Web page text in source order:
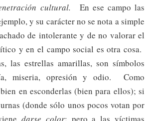
cultural. En ese campo las
y su carácter no se nota a simple
de intolerante y de no valorar el
y en el campo social es otra cosa.
las estrellas amarillas, son símbolos
miseria, opresión y odio. Como
en esconderlas (bien para ellos); si
(donde sólo unos pocos votan por